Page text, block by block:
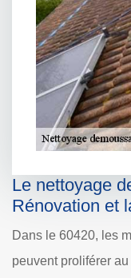
Le nettoyage
Rénovation et
Dans le 60420, les
peuvent proliférer